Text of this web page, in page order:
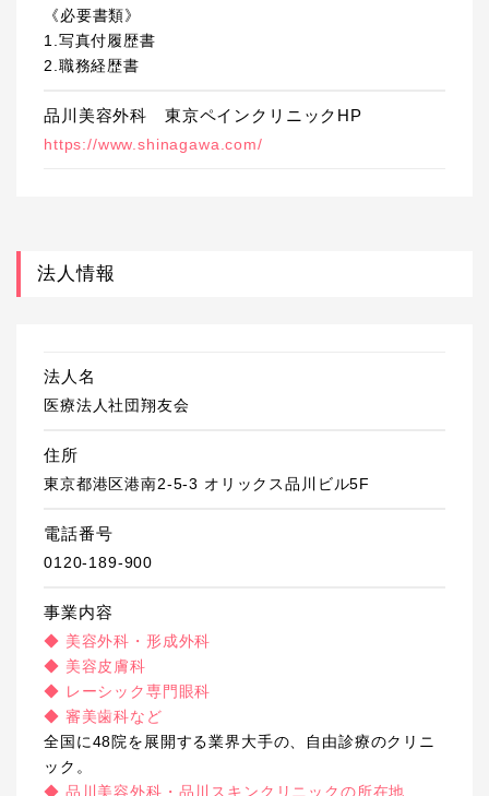
《必要書類》
1.写真付履歴書
2.職務経歴書
品川美容外科 東京ペインクリニックHP
https://www.shinagawa.com/
法人情報
法人名
医療法人社団翔友会
住所
東京都港区港南2-5-3 オリックス品川ビル5F
電話番号
0120-189-900
事業内容
◆ 美容外科・形成外科
◆ 美容皮膚科
◆ レーシック専門眼科
◆ 審美歯科など
全国に48院を展開する業界大手の、自由診療のクリニ
ック。
◆ 品川美容外科・品川スキンクリニックの所在地